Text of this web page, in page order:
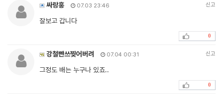
싸랑홍 07.03 23:46 신고
잘보고 갑니다
0
강철빤쓰찢어버려 07.04 00:31 신고
그정도 배는 누구나 있죠..
0